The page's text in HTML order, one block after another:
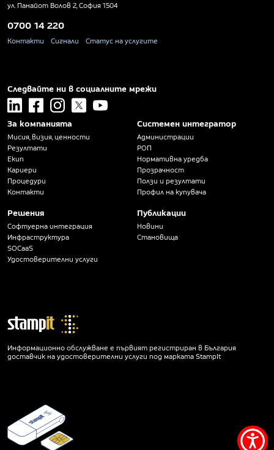
ул. Панайот Волов 2, София 1504
0700 14 220
Контакти Сигнали Статус на услугите
Следвайте ни в социалните мрежи
linkedin facebookinstagram
x youtube
За компанията
Мисия, визия, ценности
Резултати
Екип
Кариери
Процедури
Контакти
Решения
Софтуерна интеграция
Инфраструктура
SOCaaS
Удостоверителни услуги
Системен интегратор
Администрации
РОП
Нормативна уредба
Прозрачност
Ползи и резултати
Профил на купувача
Публикации
Новини
Становища
Информационно обслужване е първият регистриран в България
доставчик на удостоверителни услуги под марката StampIt